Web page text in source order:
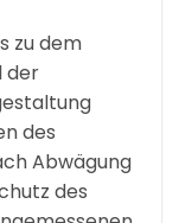
zu dem
der
des
Abwägung
des